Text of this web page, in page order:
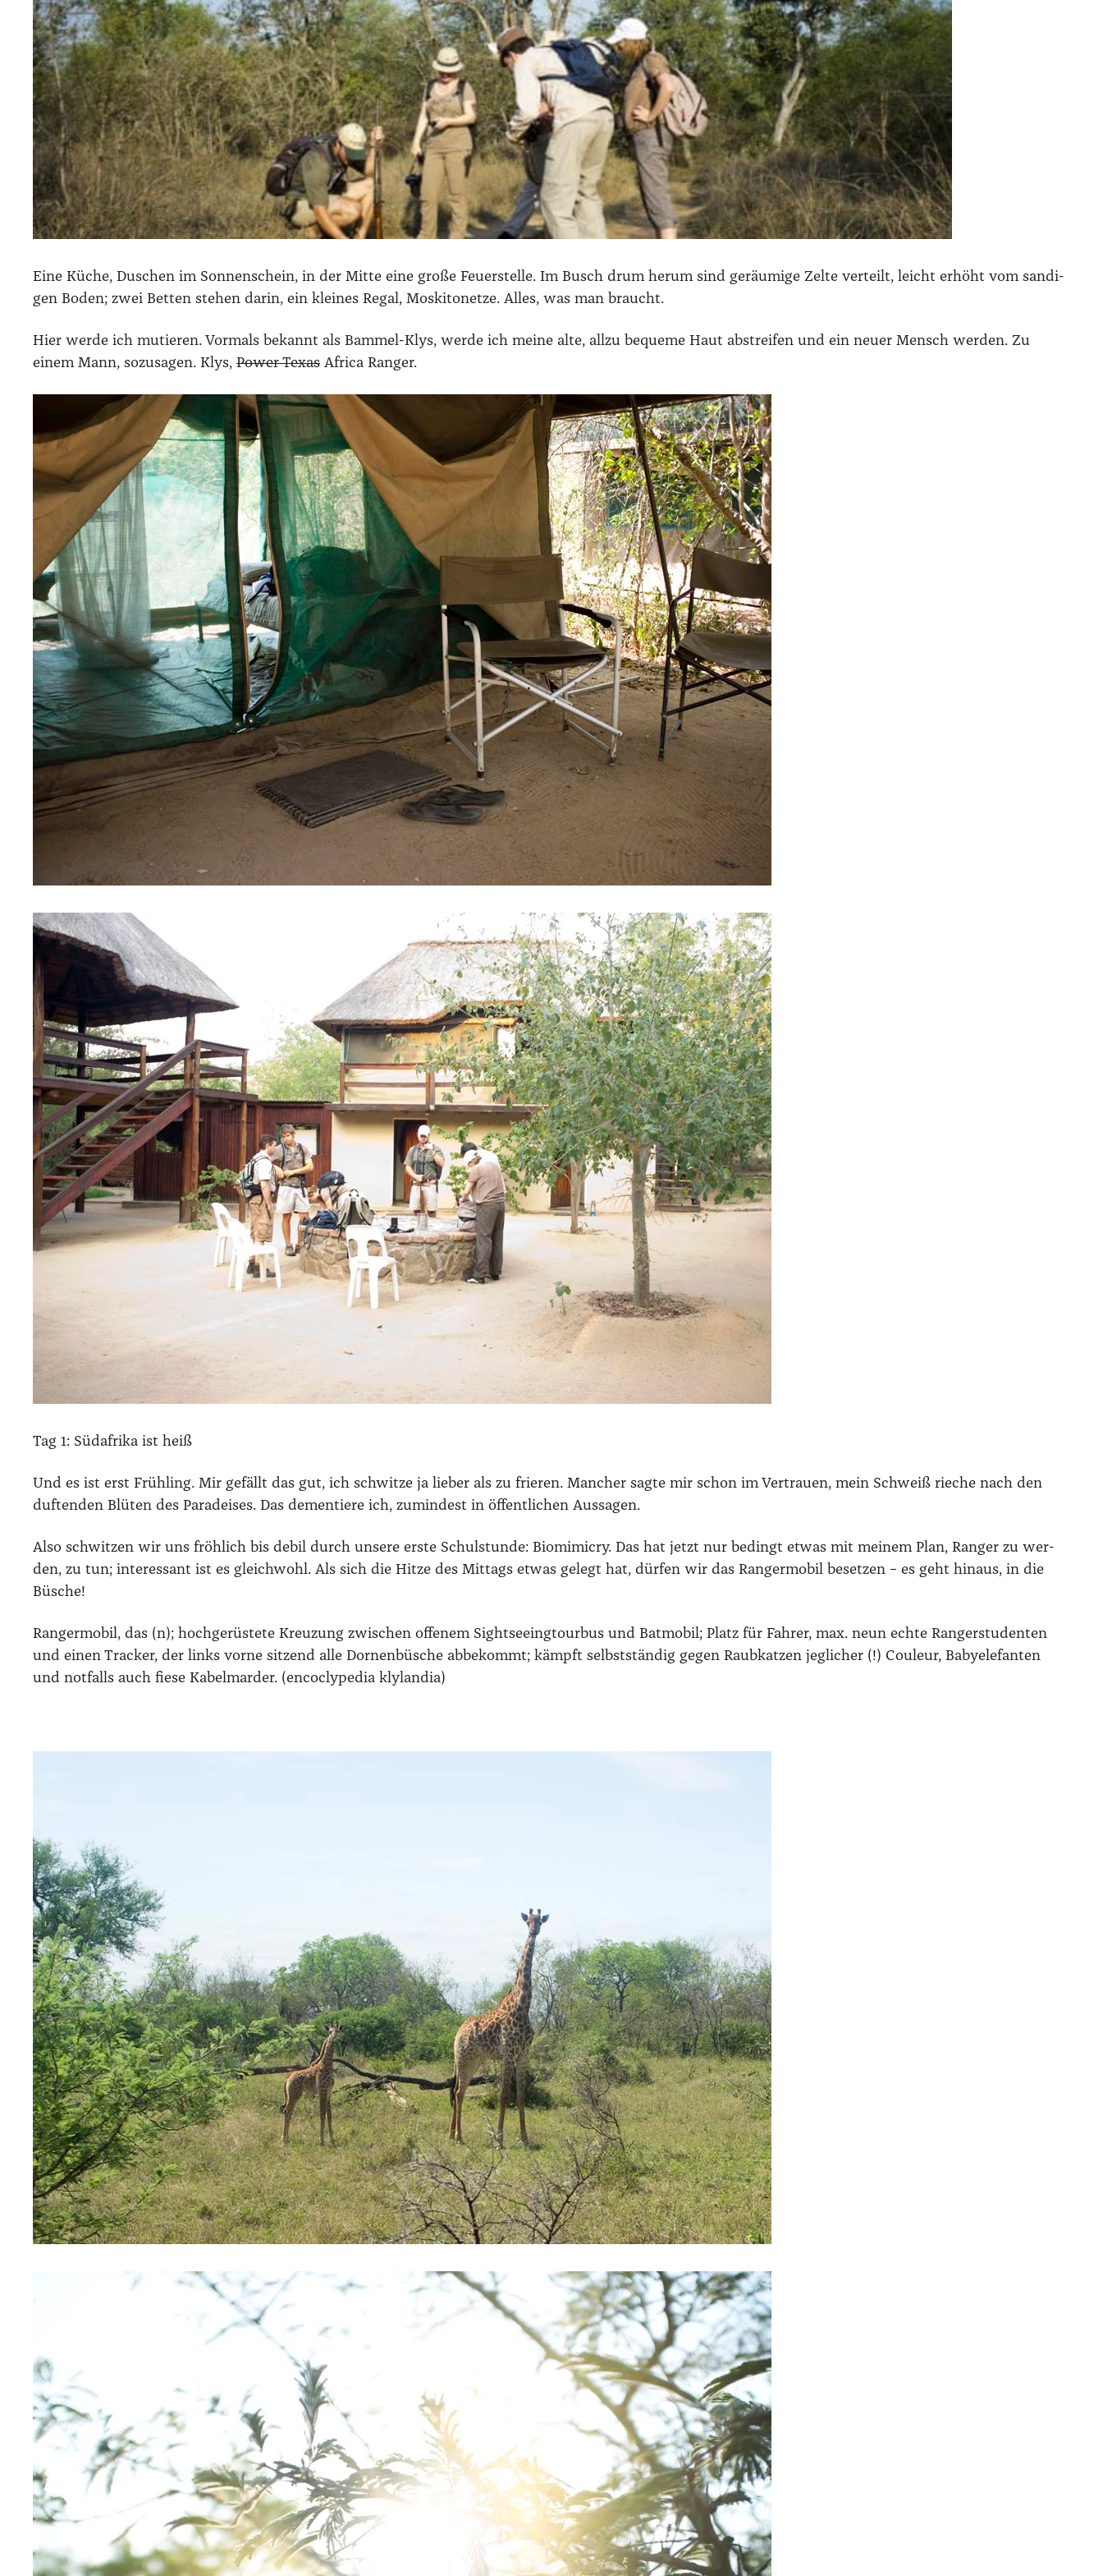
Eine Küche, Duschen im Son­nen­schein, in der Mit­te eine gro­ße Feu­er­stel­le. Im Busch drum her­um sind geräu­mi­ge Zel­te ver­teilt, leicht erhöht vom san­di­
gen Boden; zwei Bet­ten ste­hen dar­in, ein klei­nes Regal, Mos­ki­to­net­ze. Alles, was man braucht.
Hier wer­de ich mutie­ren. Vor­mals bekannt als Bam­mel-Klys, wer­de ich mei­ne alte, all­zu beque­me Haut abstrei­fen und ein neu­er Mensch wer­den. Zu
einem Mann, sozu­sa­gen. Klys, Power Texas Afri­ca Ran­ger.
Tag 1: Süd­afri­ka ist heiß
Und es ist erst Früh­ling. Mir gefällt das gut, ich schwit­ze ja lie­ber als zu frie­ren. Man­cher sag­te mir schon im Ver­trau­en, mein Schweiß rie­che nach den
duf­ten­den Blü­ten des Para­dei­ses. Das demen­tie­re ich, zumin­dest in öffent­li­chen Aus­sa­gen.
Also schwit­zen wir uns fröh­lich bis debil durch unse­re ers­te Schul­stun­de: Bio­mi­mi­cry. Das hat jetzt nur bedingt etwas mit mei­nem Plan, Ran­ger zu wer­
den, zu tun; inter­es­sant ist es gleich­wohl. Als sich die Hit­ze des Mit­tags etwas gelegt hat, dür­fen wir das Ran­ger­mo­bil beset­zen – es geht hin­aus, in die
Büsche!
Ran­ger­mo­bil, das (n); hoch­ge­rüs­te­te Kreu­zung zwi­schen offe­nem Sight­see­ing­tour­bus und Bat­mo­bil; Platz für Fah­rer, max. neun ech­te Ran­ger­stu­den­ten
und einen Tra­cker, der links vor­ne sit­zend alle Dor­nen­bü­sche abbe­kommt; kämpft selbst­stän­dig gegen Raub­kat­zen jeg­li­cher (!) Cou­leur, Babye­le­fan­ten
und not­falls auch fie­se Kabel­mar­der. (enco­cly­pe­dia kly­lan­dia)